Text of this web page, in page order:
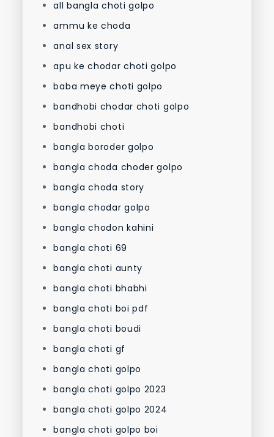
all bangla choti golpo
ammu ke choda
anal sex story
apu ke chodar choti golpo
baba meye choti golpo
bandhobi chodar choti golpo
bandhobi choti
bangla boroder golpo
bangla choda choder golpo
bangla choda story
bangla chodar golpo
bangla chodon kahini
bangla choti 69
bangla choti aunty
bangla choti bhabhi
bangla choti boi pdf
bangla choti boudi
bangla choti gf
bangla choti golpo
bangla choti golpo 2023
bangla choti golpo 2024
bangla choti golpo boi